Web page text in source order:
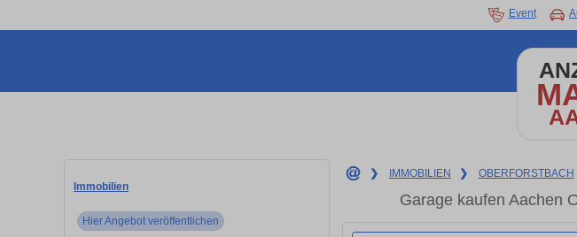
Event
Immobilien
Hier Angebot veröffentlichen
❯ IMMOBILIEN ❯ OBERFORSTBACH
Garage kaufen Aachen